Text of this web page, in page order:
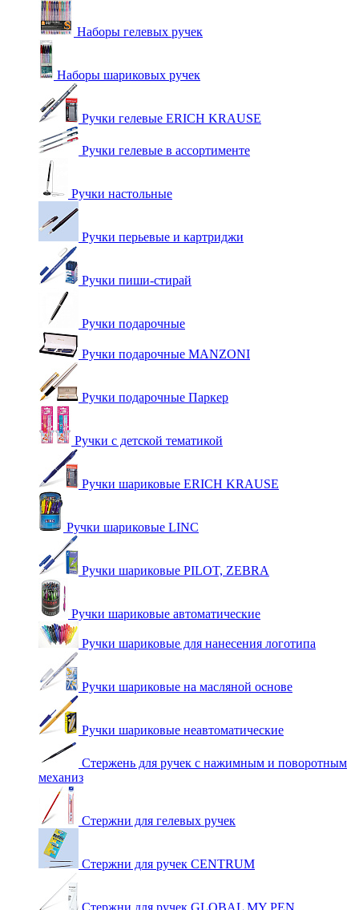
Наборы гелевых ручек
Наборы шариковых ручек
Ручки гелевые ERICH KRAUSE
Ручки гелевые в ассортименте
Ручки настольные
Ручки перьевые и картриджи
Ручки пиши-стирай
Ручки подарочные
Ручки подарочные MANZONI
Ручки подарочные Паркер
Ручки с детской тематикой
Ручки шариковые ERICH KRAUSE
Ручки шариковые LINC
Ручки шариковые PILOT, ZEBRA
Ручки шариковые автоматические
Ручки шариковые для нанесения логотипа
Ручки шариковые на масляной основе
Ручки шариковые неавтоматические
Стержень для ручек с нажимным и поворотным
механиз
Стержни для гелевых ручек
Стержни для ручек CENTRUM
Стержни для ручек GLOBAL MY PEN